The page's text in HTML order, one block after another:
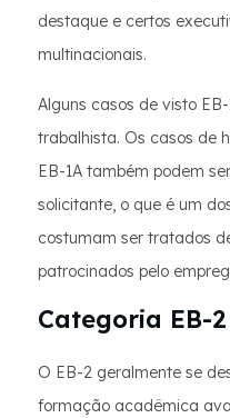
destaque e certos
multinacionais.
Alguns casos de visto
trabalhista. Os casos de
EB-1A também podem
solicitante, o que é um
costumam ser tratados
patrocinados pelo
Categoria EB-2
O EB-2 geralmente se
formação acadêmica